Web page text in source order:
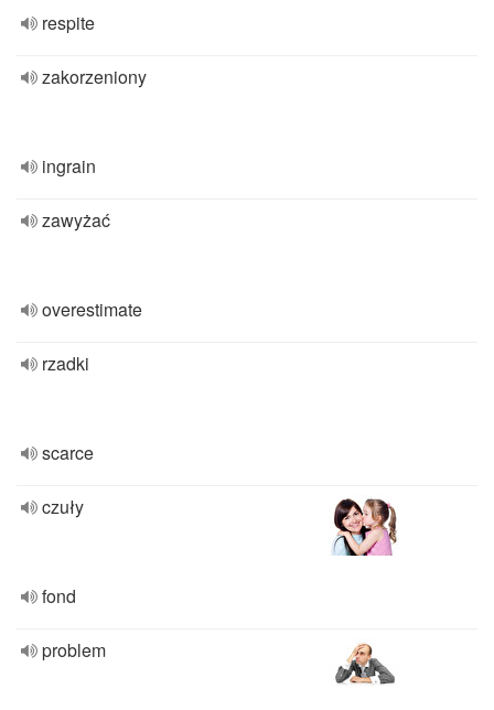
respite
zakorzeniony
ingrain
zawyżać
overestimate
rzadki
scarce
czuły
fond
problem